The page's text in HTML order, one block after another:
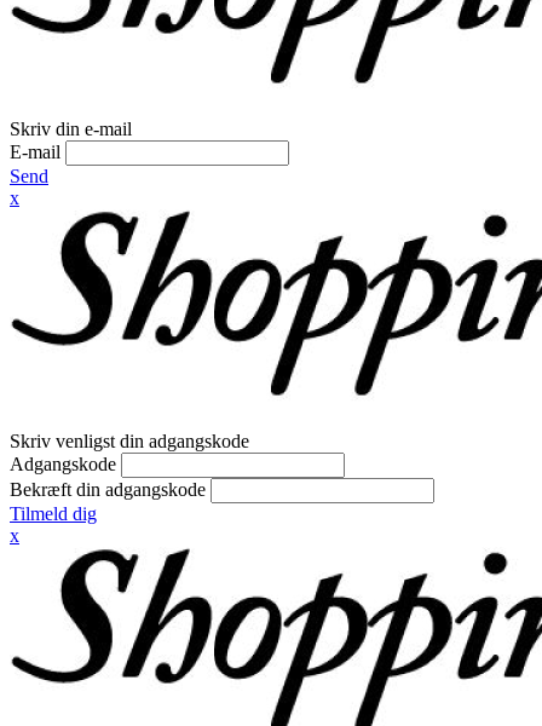
Skriv din e-mail
E-mail
Send
x
Skriv venligst din adgangskode
Adgangskode
Bekræft din adgangskode
Tilmeld dig
x